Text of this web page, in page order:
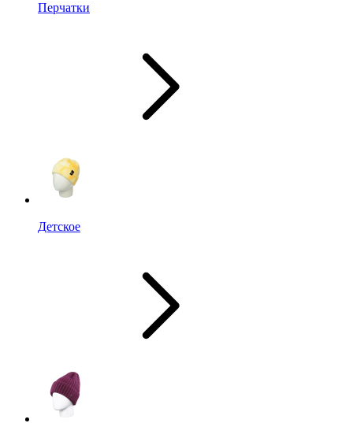
Перчатки
Детское